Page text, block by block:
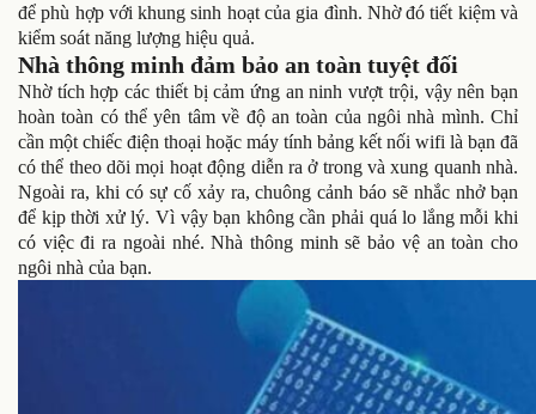
để phù hợp với khung sinh hoạt của gia đình. Nhờ đó tiết kiệm và
kiểm soát năng lượng hiệu quả.
Nhà thông minh đảm bảo an toàn tuyệt đối
Nhờ tích hợp các thiết bị cảm ứng an ninh vượt trội, vậy nên bạn
hoàn toàn có thể yên tâm về độ an toàn của ngôi nhà mình. Chỉ
cần một chiếc điện thoại hoặc máy tính bảng kết nối wifi là bạn đã
có thể theo dõi mọi hoạt động diễn ra ở trong và xung quanh nhà.
Ngoài ra, khi có sự cố xảy ra, chuông cảnh báo sẽ nhắc nhở bạn
để kịp thời xử lý. Vì vậy bạn không cần phải quá lo lắng mỗi khi
có việc đi ra ngoài nhé. Nhà thông minh sẽ bảo vệ an toàn cho
ngôi nhà của bạn.